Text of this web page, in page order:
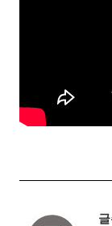
글